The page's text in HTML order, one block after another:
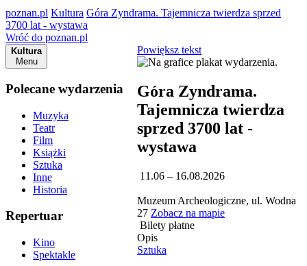
poznan.pl Kultura Góra Zyndrama. Tajemnicza twierdza sprzed
3700 lat - wystawa
Wróć do poznan.pl
Kultura
Menu
Polecane wydarzenia
Muzyka
Teatr
Film
Książki
Sztuka
Inne
Historia
Repertuar
Kino
Spektakle
Powiększ tekst
Góra Zyndrama.
Tajemnicza twierdza
sprzed 3700 lat -
wystawa
11.06 – 16.08.2026
Muzeum Archeologiczne, ul. Wodna
27 Zobacz na mapie
Bilety płatne
Opis
Sztuka